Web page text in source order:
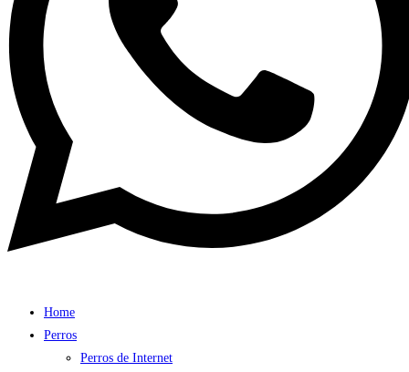
Home
Perros
Perros de Internet